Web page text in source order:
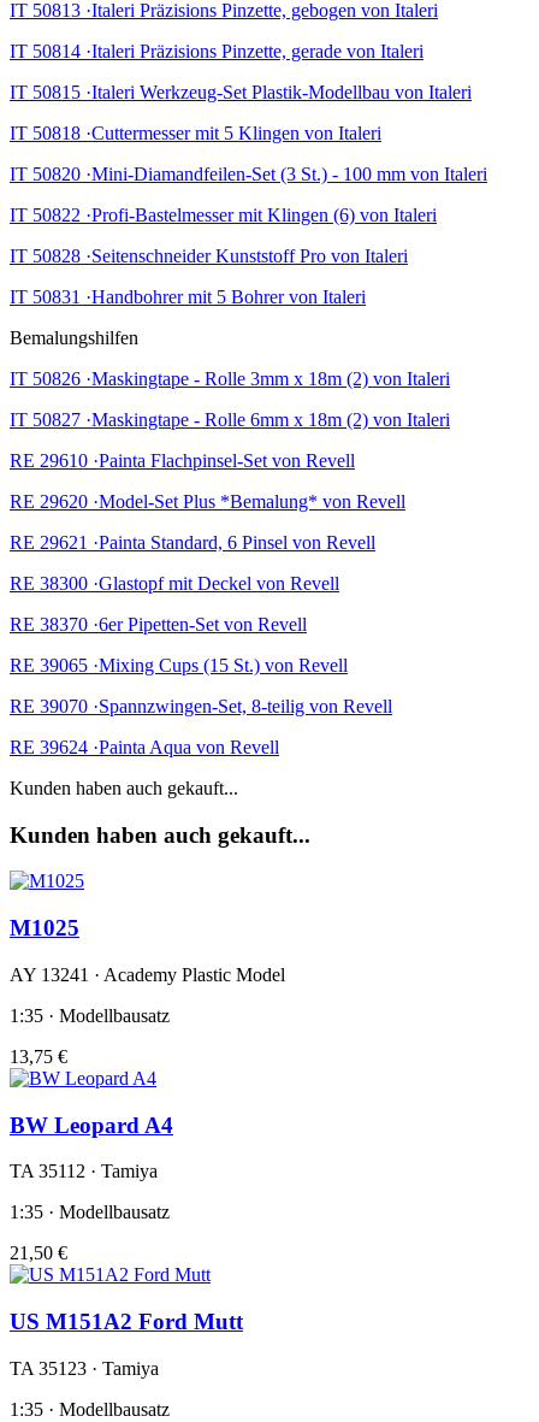
IT 50813 ·Italeri Präzisions Pinzette, gebogen von Italeri
IT 50814 ·Italeri Präzisions Pinzette, gerade von Italeri
IT 50815 ·Italeri Werkzeug-Set Plastik-Modellbau von Italeri
IT 50818 ·Cuttermesser mit 5 Klingen von Italeri
IT 50820 ·Mini-Diamandfeilen-Set (3 St.) - 100 mm von Italeri
IT 50822 ·Profi-Bastelmesser mit Klingen (6) von Italeri
IT 50828 ·Seitenschneider Kunststoff Pro von Italeri
IT 50831 ·Handbohrer mit 5 Bohrer von Italeri
Bemalungshilfen
IT 50826 ·Maskingtape - Rolle 3mm x 18m (2) von Italeri
IT 50827 ·Maskingtape - Rolle 6mm x 18m (2) von Italeri
RE 29610 ·Painta Flachpinsel-Set von Revell
RE 29620 ·Model-Set Plus *Bemalung* von Revell
RE 29621 ·Painta Standard, 6 Pinsel von Revell
RE 38300 ·Glastopf mit Deckel von Revell
RE 38370 ·6er Pipetten-Set von Revell
RE 39065 ·Mixing Cups (15 St.) von Revell
RE 39070 ·Spannzwingen-Set, 8-teilig von Revell
RE 39624 ·Painta Aqua von Revell
Kunden haben auch gekauft...
Kunden haben auch gekauft...
M1025
AY 13241 · Academy Plastic Model
1:35 · Modellbausatz
13,75 €
BW Leopard A4
TA 35112 · Tamiya
1:35 · Modellbausatz
21,50 €
US M151A2 Ford Mutt
TA 35123 · Tamiya
1:35 · Modellbausatz